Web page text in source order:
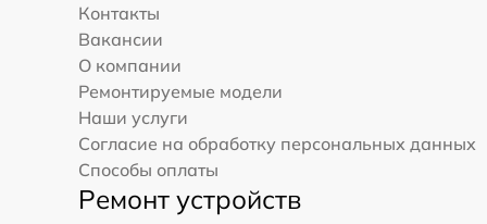
Контакты
Вакансии
О компании
Ремонтируемые модели
Наши услуги
Согласие на обработку персональных данных
Способы оплаты
Ремонт устройств